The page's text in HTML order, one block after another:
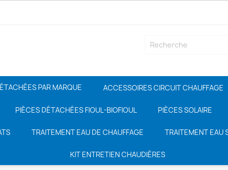
PAR MARQUE ACCESSOIRES CIRCUIT CHAUFFAGE
PIÈCES DÉTACHÉES FIOUL-BIOFIOUL PIÈCES SOLAIRE
TRAITEMENT EAU DE CHAUFFAGE TRAITEMENT EAU
KIT ENTRETIEN CHAUDIÈRES